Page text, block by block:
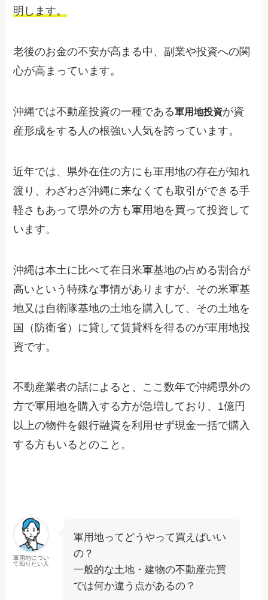
明します。
老後のお金の不安が高まる中、副業や投資への関
心が高まっています。
沖縄では不動産投資の一種である軍用地投資が資
産形成をする人の根強い人気を誇っています。
近年では、県外在住の方にも軍用地の存在が知れ
渡り、わざわざ沖縄に来なくても取引ができる手
軽さもあって県外の方も軍用地を買って投資して
います。
沖縄は本土に比べて在日米軍基地の占める割合が
高いという特殊な事情がありますが、その米軍基
地又は自衛隊基地の土地を購入して、その土地を
国（防衛省）に貸して賃貸料を得るのが軍用地投
資です。
不動産業者の話によると、ここ数年で沖縄県外の
方で軍用地を購入する方が急増しており、1億円
以上の物件を銀行融資を利用せず現金一括で購入
する方もいるとのこと。
軍用地につい
て知りたい人
軍用地ってどうやって買えばいい
の？
一般的な土地・建物の不動産売買
では何か違う点があるの？